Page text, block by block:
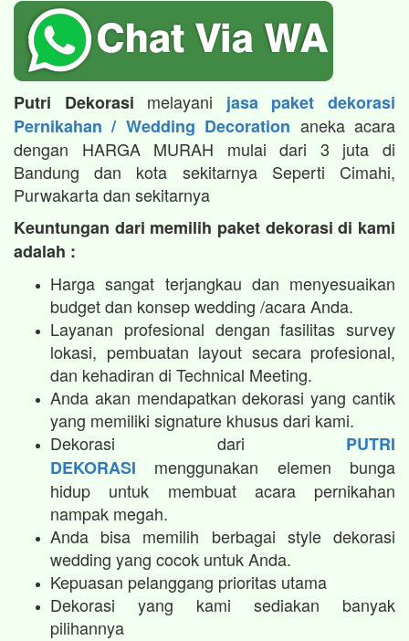
Putri Dekorasi melayani jasa paket dekorasi
Pernikahan / Wedding Decoration aneka acara
dengan HARGA MURAH mulai dari 3 juta di
Bandung dan kota sekitarnya Seperti Cimahi,
Purwakarta dan sekitarnya
Keuntungan dari memilih paket dekorasi di kami
adalah :
Harga sangat terjangkau dan menyesuaikan
budget dan konsep wedding /acara Anda.
Layanan profesional dengan fasilitas survey
lokasi, pembuatan layout secara profesional,
dan kehadiran di Technical Meeting.
Anda akan mendapatkan dekorasi yang cantik
yang memiliki signature khusus dari kami.
Dekorasi dari PUTRI
DEKORASI menggunakan elemen bunga
hidup untuk membuat acara pernikahan
nampak megah.​
Anda bisa memilih berbagai style dekorasi
wedding yang cocok untuk Anda.
Kepuasan pelanggang prioritas utama
Dekorasi yang kami sediakan banyak
pilihannya